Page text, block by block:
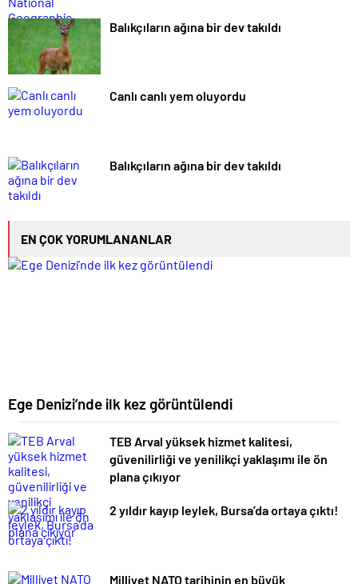
Balıkçıların ağına bir dev takıldı
Canlı canlı yem oluyordu
Balıkçıların ağına bir dev takıldı
EN ÇOK YORUMLANANLAR
Ege Denizi’nde ilk kez görüntülendi
TEB Arval yüksek hizmet kalitesi,
güvenilirliği ve yenilikçi yaklaşımı ile ön
plana çıkıyor
2 yıldır kayıp leylek, Bursa’da ortaya çıktı!
Milliyet NATO tarihinin en büyük